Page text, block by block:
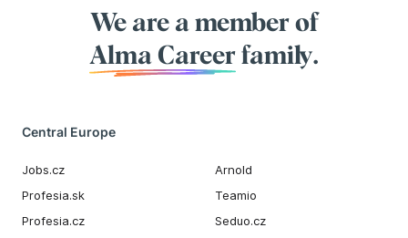
We are a member of
Alma Career family.
Central Europe
Jobs.cz
Profesia.sk
Profesia.cz
Arnold
Teamio
Seduo.cz